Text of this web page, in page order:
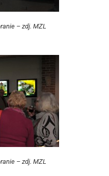
– zdj. MZL
– zdj. MZL